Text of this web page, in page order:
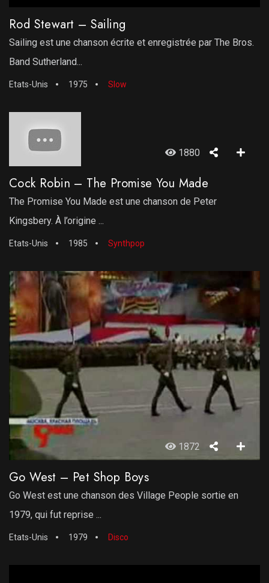
Rod Stewart – Sailing
Sailing est une chanson écrite et enregistrée par The Bros.
Band Sutherland...
Etats-Unis 1975 Slow
1880
Cock Robin – The Promise You Made
The Promise You Made est une chanson de Peter
Kingsbery. À l’origine ...
Etats-Unis 1985 Synthpop
1872
Go West – Pet Shop Boys
Go West est une chanson des Village People sortie en
1979, qui fut reprise ...
Etats-Unis 1979 Disco